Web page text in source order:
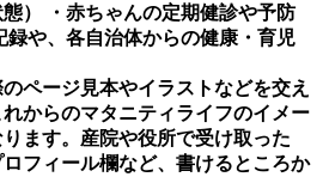
） ・赤ちゃんの定期健診や予防
録や、各自治体からの健康・育児
ページ見本やイラストなどを交え
からのマタニティライフのイメー
ます。産院や役所で受け取った
フィール欄など、書けるところか